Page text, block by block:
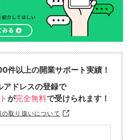
以上の開業サポート実績！
アドレスの登録で
が完全無料で受けられます！
の取り扱いについて